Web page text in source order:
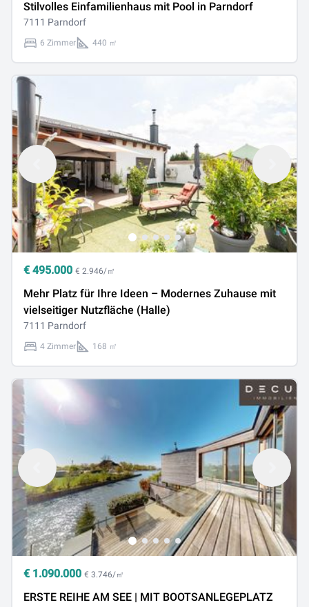
Stilvolles Einfamilienhaus mit Pool in Parndorf
7111 Parndorf
6 Zimmer 440 ㎡
€ 495.000 € 2.946/㎡
Mehr Platz für Ihre Ideen – Modernes Zuhause mit
vielseitiger Nutzfläche (Halle)
7111 Parndorf
4 Zimmer 168 ㎡
€ 1.090.000 € 3.746/㎡
ERSTE REIHE AM SEE | MIT BOOTSANLEGEPLATZ